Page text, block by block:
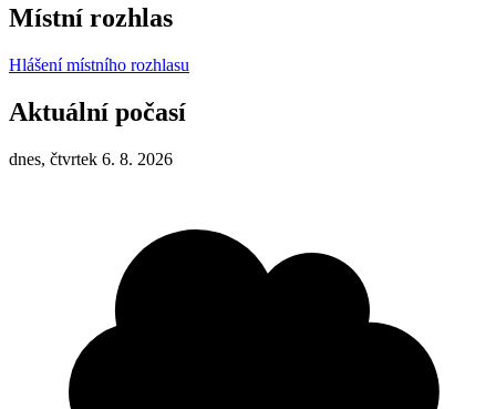
Místní rozhlas
Hlášení místního rozhlasu
Aktuální počasí
dnes, čtvrtek 6. 8. 2026